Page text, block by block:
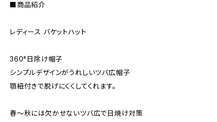
■商品紹介
レディース バケットハット
360°日除け帽子
シンプルデザインがうれしいツバ広帽子
顎紐付きで脱げにくくしてくれます。
春〜秋には欠かせないツバ広で日焼け対策